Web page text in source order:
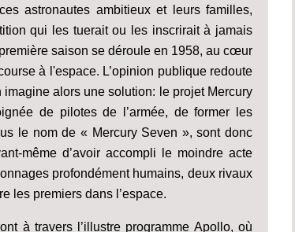
astronautes ambitieux et leurs familles,
qui les tuerait ou les inscrirait à jamais
saison se déroule en 1958, au cœur
à l'espace. L’opinion publique redoute
alors une solution: le projet Mercury
de pilotes de l’armée, de former les
le nom de « Mercury Seven », sont donc
même d’avoir accompli le moindre acte
profondément humains, deux rivaux
les premiers dans l’espace.
à travers l’illustre programme Apollo, où